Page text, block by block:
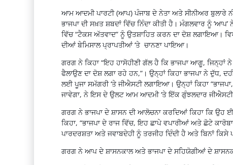
ਆਮ ਆਦਮੀ ਪਾਰਟੀ (ਆਪ) ਪੰਜਾਬ ਦੇ ਨੇਤਾ ਅਤੇ ਸੀਨੀਅਰ
ਭਾਜਪਾ ਦੀ ਸਖ਼ਤ ਸ਼ਬਦਾਂ ਵਿੱਚ ਨਿੰਦਾ ਕੀਤੀ ਹੈ। ਮੰਗਲਵਾਰ ਨੂੰ
ਵਿੱਚ “ਟੈਕਸ ਅੱਤਵਾਦ” ਨੂੰ ਉਤਸ਼ਾਹਿਤ ਕਰਨ ਦਾ ਦੋਸ਼
ਦੀਆਂ ਬੇਮਿਸਾਲ ਪ੍ਰਾਪਤੀਆਂ ‘ਤੇ ਚਾਨਣਾ ਪਾਇਆ।
ਗਰਗ ਨੇ ਕਿਹਾ “ਇਹ ਹਾਸੋਹੀਣੀ ਗੱਲ ਹੈ ਕਿ ਭਾਜਪਾ ਆਗੂ,
ਫੈਲਾਉਣ ਦਾ ਦੋਸ਼ ਲਗਾ ਰਹੇ ਹਨ,”। ਉਨ੍ਹਾਂ ਕਿਹਾ ਭਾਜਪਾ ਨੇ
ਲਈ ਪੂਜਾ ਸਮੱਗਰੀ ‘ਤੇ ਜੀਐਸਟੀ ਲਗਾਇਆ। ਉਨ੍ਹਾਂ ਕਿਹਾ
ਜਾਵੇਗਾ, ਨੇ ਇਸ ਦੇ ਉਲਟ ਆਮ ਆਦਮੀ ‘ਤੇ ਇੱਕ ਗੁੰਝਲਦਾਰ
ਗਰਗ ਨੇ ਭਾਜਪਾ ਦੇ ਸ਼ਾਸਨ ਦੀ ਆਲੋਚਨਾ ਕਰਦਿਆਂ ਕਿਹਾ ਕਿ ਉਹ
ਕਿਹਾ, “ਭਾਜਪਾ ਦੇ ਰਾਜ ਵਿੱਚ, ਇਹ ਛਾਪੇ ਵਪਾਰੀਆਂ ਅਤੇ ਛੋਟੇ
ਪਾਰਦਰਸ਼ਤਾ ਅਤੇ ਜਵਾਬਦੇਹੀ ਨੂੰ ਤਰਜੀਹ ਦਿੰਦੀ ਹੈ ਅਤੇ ਬਿਨਾਂ ਕਿਸੇ
ਗਰਗ ਨੇ ਆਪ ਦੇ ਸ਼ਾਸਨਕਾਲ ਅਤੇ ਭਾਜਪਾ ਦੇ ਸਹਿਯੋਗੀਆਂ ਦੇ